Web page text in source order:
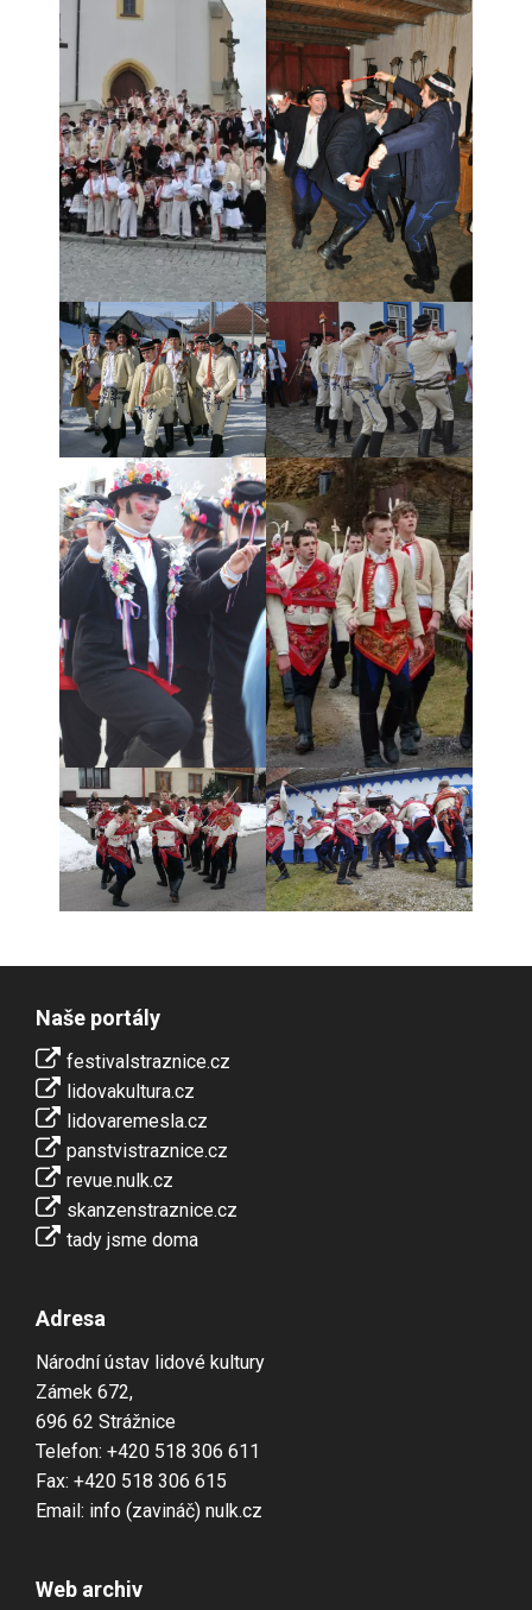
Naše portály
festivalstraznice.cz
lidovakultura.cz
lidovaremesla.cz
panstvistraznice.cz
revue.nulk.cz
skanzenstraznice.cz
tady jsme doma
Adresa
Národní ústav lidové kultury
Zámek 672,
696 62 Strážnice
Telefon: +420 518 306 611
Fax: +420 518 306 615
Email: info (zavináč) nulk.cz
Web archiv